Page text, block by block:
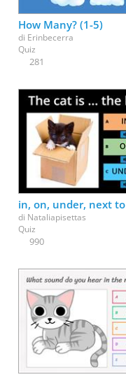
How Many? (1-5)
di Erinbecerra
Quiz
281
in, on, under, next to
di Nataliapisettas
Quiz
990